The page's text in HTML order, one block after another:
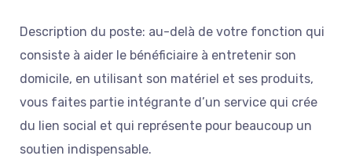
Description du poste: au-delà de votre fonction qui
consiste à aider le bénéficiaire à entretenir son
domicile, en utilisant son matériel et ses produits,
vous faites partie intégrante d’un service qui crée
du lien social et qui représente pour beaucoup un
soutien indispensable.